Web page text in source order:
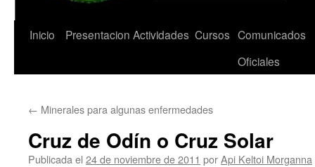
Saltar
Inicio Presentacion Actividades Cursos Comunicados
Oficiales
← Minerales para algunas enfermedades
Cruz de Odín o Cruz Solar
Publicada el 24 de noviembre de 2011 porApi Keltoi Morganna